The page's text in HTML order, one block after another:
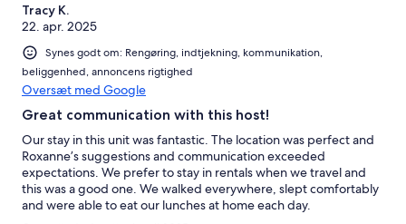
Tracy K.
22. apr. 2025
Synes godt om: Rengøring, indtjekning, kommunikation,
beliggenhed, annoncens rigtighed
Oversæt med Google
Great communication with this host!
Our stay in this unit was fantastic. The location was perfect and
Roxanne’s suggestions and communication exceeded
expectations. We prefer to stay in rentals when we travel and
this was a good one. We walked everywhere, slept comfortably
and were able to eat our lunches at home each day.